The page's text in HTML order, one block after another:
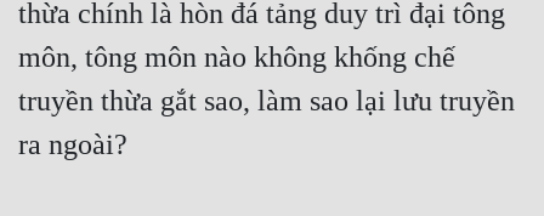
Sát Phạt Quyết Đoán
Vô Sỉ
Điềm Đạm
thừa chính là hòn đá tảng duy trì đại tông
môn, tông môn nào không khống chế
truyền thừa gắt sao, làm sao lại lưu truyền
ra ngoài?